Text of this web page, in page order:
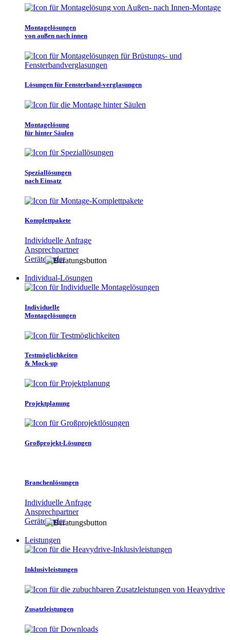
Montagelösungen
von außen nach innen
Lösungen für Fensterband-verglasungen
Montagelösung
für hinter Säulen
Speziallösungen
nach Einsatz
Komplettpakete
Individuelle Anfrage
Ansprechpartner
Gerätefinder
Individual-Lösungen
Individuelle
Montagelösungen
Testmöglichkeiten
& Mock-up
Projektplanung
Großprojekt-Lösungen
Branchenlösungen
Individuelle Anfrage
Ansprechpartner
Gerätefinder
Leistungen
Inklusivleistungen
Zusatzleistungen